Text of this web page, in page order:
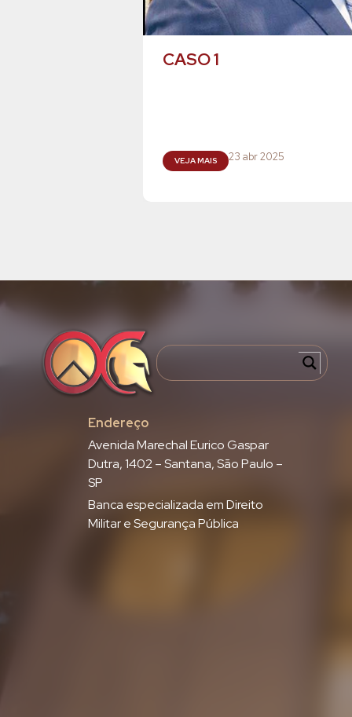
CASO 1
VEJA MAIS 23 abr 2025
Endereço
Avenida Marechal Eurico Gaspar
Dutra, 1402 – Santana, São Paulo –
SP
Banca especializada em Direito
Militar e Segurança Pública